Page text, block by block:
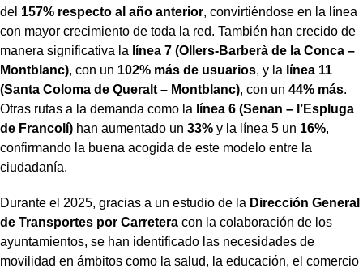
del 157% respecto al año anterior, convirtiéndose en la línea
con mayor crecimiento de toda la red. También han crecido de
manera significativa la línea 7 (Ollers-Barberà de la Conca –
Montblanc), con un 102% más de usuarios, y la línea 11
(Santa Coloma de Queralt – Montblanc), con un 44% más.
Otras rutas a la demanda como la línea 6 (Senan – l’Espluga
de Francolí) han aumentado un 33% y la línea 5 un 16%,
confirmando la buena acogida de este modelo entre la
ciudadanía.
Durante el 2025, gracias a un estudio de la Dirección General
de Transportes por Carretera con la colaboración de los
ayuntamientos, se han identificado las necesidades de
movilidad en ámbitos como la salud, la educación, el comercio